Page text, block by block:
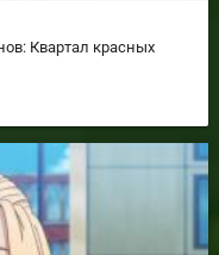
Квартал красных